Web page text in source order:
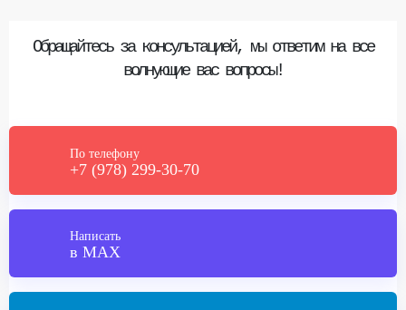
Обращайтесь за консультацией, мы ответим на все
волнующие вас вопросы!
По телефону
+7 (978) 299-30-70
Написать
в MAX